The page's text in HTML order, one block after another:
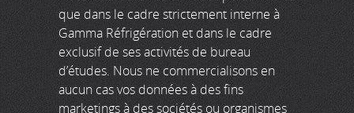
que dans le cadre strictement interne à
Gamma Réfrigération et dans le cadre
exclusif de ses activités de bureau
d’études. Nous ne commercialisons en
aucun cas vos données à des fins
marketings à des sociétés ou organismes